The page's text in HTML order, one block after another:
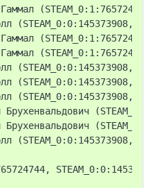
(STEAM_0:0:145373908,
(STEAM_0:0:145373908,
(STEAM_0:0:145373908,
(STEAM_0:0:145373908,